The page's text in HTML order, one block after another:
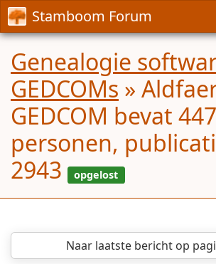
Stamboom Forum
Genealogie
GEDCOMs »
GEDCOM bevat
personen,
2943
Naar laatste berichtop